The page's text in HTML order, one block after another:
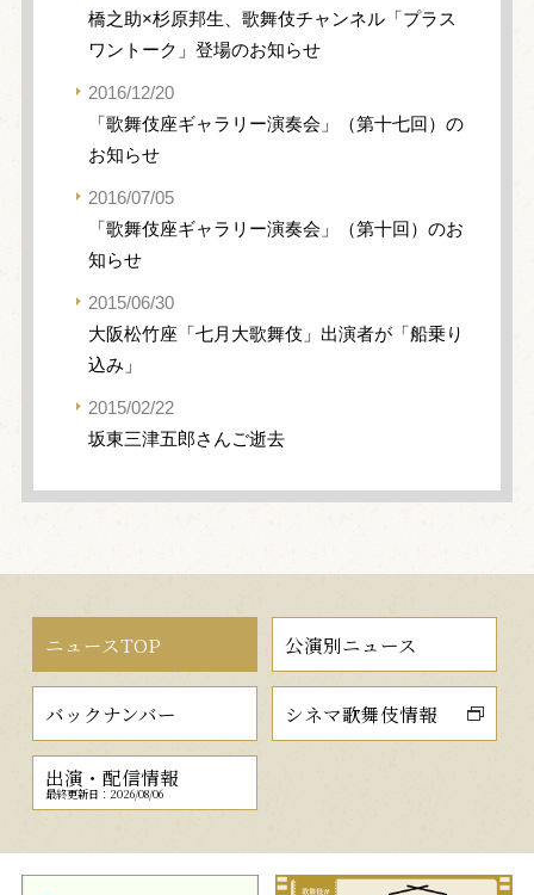
橋之助×杉原邦生、歌舞伎チャンネル「プラス
ワントーク」登場のお知らせ
2016/12/20
「歌舞伎座ギャラリー演奏会」（第十七回）の
お知らせ
2016/07/05
「歌舞伎座ギャラリー演奏会」（第十回）のお
知らせ
2015/06/30
大阪松竹座「七月大歌舞伎」出演者が「船乗り
込み」
2015/02/22
坂東三津五郎さんご逝去
ニュースTOP 公演別ニュース
バックナンバー シネマ歌舞伎情報
出演・配信情報
最終更新日：2026/08/06